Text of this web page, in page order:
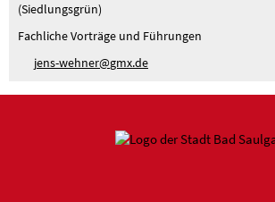
(Siedlungsgrün)
Fachliche Vorträge und Führungen
j ns-w hn r gmxd